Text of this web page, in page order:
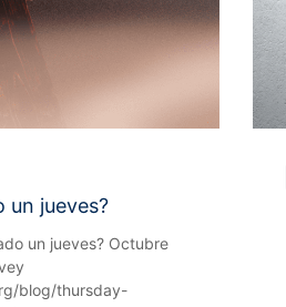
un jueves?
un jueves? Octubre
blog/thursday-